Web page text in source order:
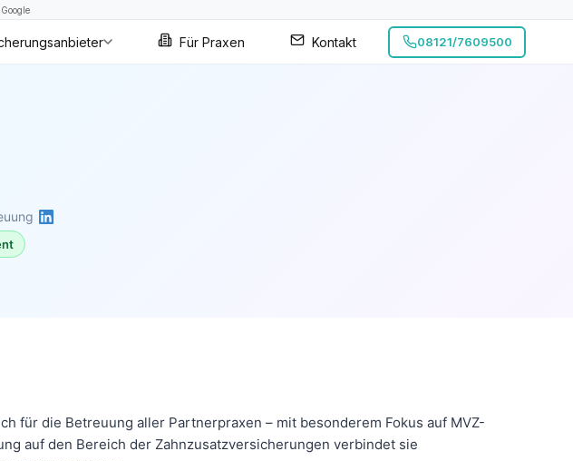
Für Praxen Kontakt 08121/7609500
für die Betreuung aller Partnerpraxen – mit besonderem Fokus auf MVZ-
auf den Bereich der Zahnzusatzversicherungen verbindet sie